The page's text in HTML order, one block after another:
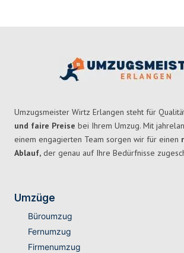
Umzugsmeister Wirtz Erlangen steht für
und faire Preise bei Ihrem Umzug. Mit
einem engagierten Team sorgen wir für einen
Ablauf, der genau auf Ihre Bedürfnisse
Umzüge
Büroumzug
Fernumzug
Firmenumzug